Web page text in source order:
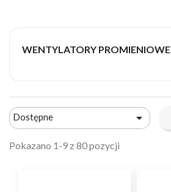
WENTYLATORY PROMIENIOWE
Dostępne 
Pokazano 1-9 z 80 pozycji